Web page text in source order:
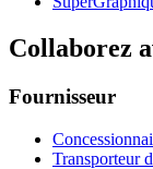
Collaborez
Fournisseur
Transporteur